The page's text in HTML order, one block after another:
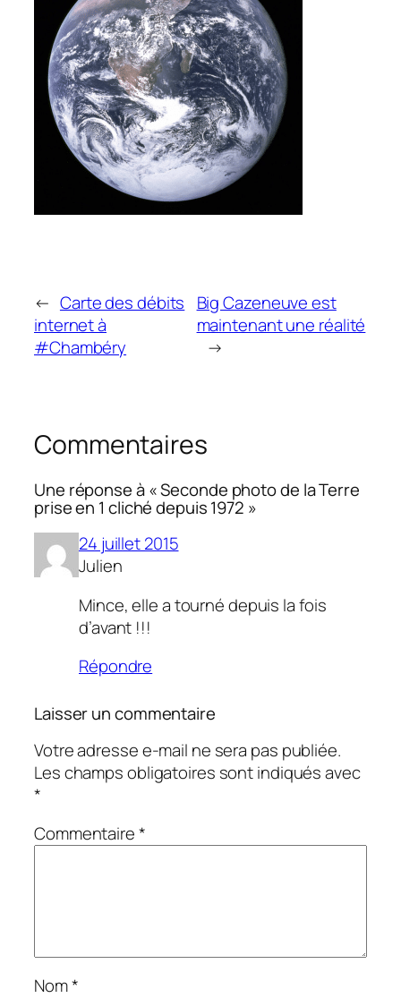
← Carte des débits
internet à
#Chambéry
Big Cazeneuve est
maintenant une réalité
→
Commentaires
Une réponse à « Seconde photo de la Terre
prise en 1 cliché depuis 1972 »
24 juillet 2015
Julien
Mince, elle a tourné depuis la fois
d’avant !!!
Répondre
Laisser un commentaire
Votre adresse e-mail ne sera pas publiée.
Les champs obligatoires sont indiqués avec
*
Commentaire*
Nom*